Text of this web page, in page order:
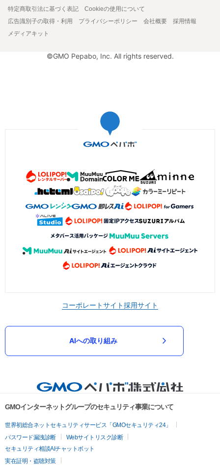
特定商取引法に基づく表記
Cookieの使用について
広告識別子の取得・利用
プライバシーポリシー 会社概要
採用情報
メディアキット
©GMO Pepabo, Inc. All rights reserved.
コーポレートサイト採用サイト
AIへの取り組み
GMOインターネットグループのセキュリティ事業について
世界初総合ネットセキュリティサービス「GMOセキュリティ24」
パスワード漏洩診断
Webサイトリスク診断
セキュリティ相談AIチャットボット
実在証明・盗聴対策